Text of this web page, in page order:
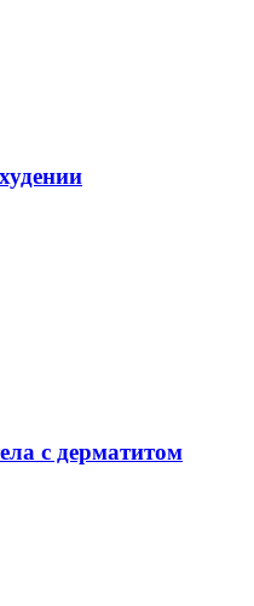
с дерматитом